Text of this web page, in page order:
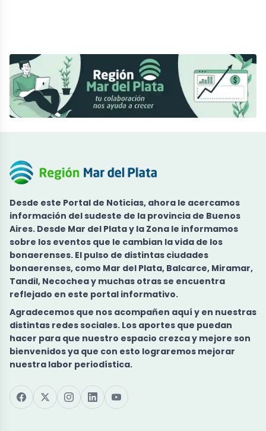
Desde este Portal de Noticias, ahora le acercamos
información del sudeste de la provincia de Buenos
Aires. Desde Mar del Plata y la Zona le informamos
sobre los eventos que le cambian la vida de los
bonaerenses. El pulso de distintas ciudades
bonaerenses, como Mar del Plata, Balcarce, Miramar,
Tandil, Necochea y muchas otras se encuentra
reflejado en este portal informativo.
Agradecemos que nos acompañen aquí y en nuestras
distintas redes sociales. Los aportes que puedan
hacer para que nuestro espacio crezca y mejore son
bienvenidos ya que con esto lograremos mejorar
nuestra labor periodística.